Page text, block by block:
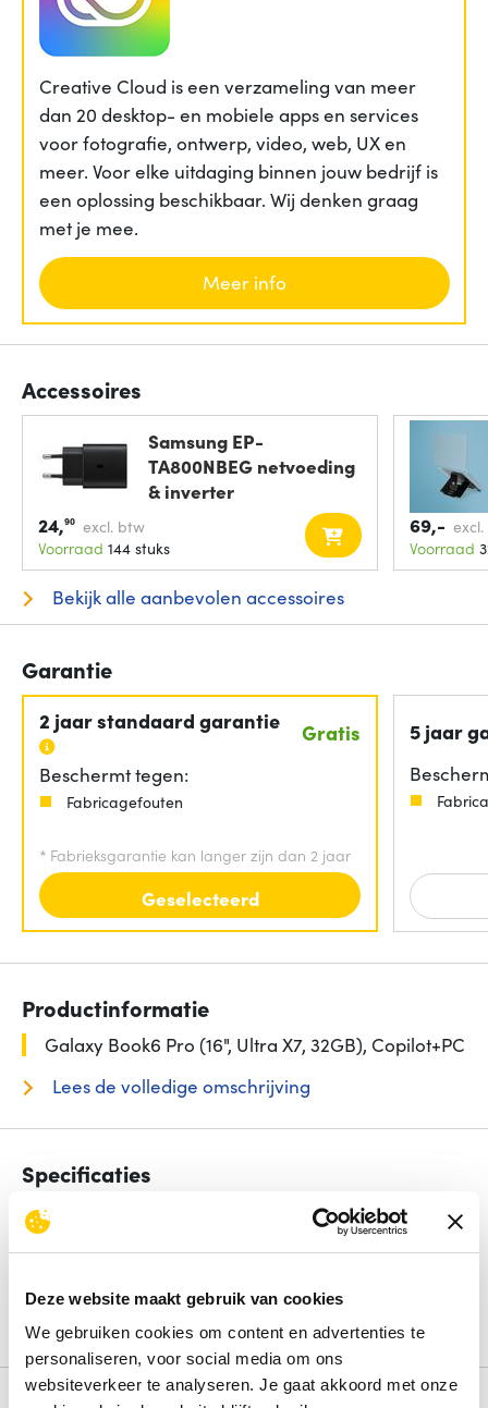
Deze website maakt gebruik van cookies
We gebruiken cookies om content en advertenties te
personaliseren, voor social media om ons
websiteverkeer te analyseren. Je gaat akkoord met onze
Creative Cloud is een verzameling van meer
dan 20 desktop- en mobiele apps en services
voor fotografie, ontwerp, video, web, UX en
meer. Voor elke uitdaging binnen jouw bedrijf is
een oplossing beschikbaar. Wij denken graag
met je mee.
Meer info
Accessoires
Samsung EP-
TA800NBEG netvoeding
& inverter
24,90 excl. btw
Voorraad 144 stuks
69,-
Voorraad
Bekijk alle aanbevolen accessoires
Garantie
2 jaar standaard garantie Gratis
Beschermt tegen:
Fabricagefouten
* Fabrieksgarantie kan langer zijn dan 2 jaar
Geselecteerd
5 jaar
Productinformatie
Galaxy Book6 Pro (16", Ultra X7, 32GB), Copilot+PC
Lees de volledige omschrijving
Specificaties
Beeldschermdiag.
Intern geheugen
Opslagcapaciteit1000 GB
Besturingssysteem Windows 11 Home
Bekijk alle specificaties